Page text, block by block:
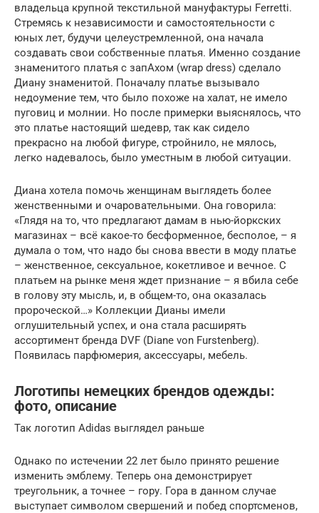
владельца крупной текстильной мануфактуры Ferretti.
Стремясь к независимости и самостоятельности с
юных лет, будучи целеустремленной, она начала
создавать свои собственные платья. Именно создание
знаменитого платья с запАхом (wrap dress) сделало
Диану знаменитой. Поначалу платье вызывало
недоумение тем, что было похоже на халат, не имело
пуговиц и молнии. Но после примерки выяснялось, что
это платье настоящий шедевр, так как сидело
прекрасно на любой фигуре, стройнило, не мялось,
легко надевалось, было уместным в любой ситуации.
Диана хотела помочь женщинам выглядеть более
женственными и очаровательными. Она говорила:
«Глядя на то, что предлагают дамам в нью-йоркских
магазинах – всё какое-то бесформенное, бесполое, – я
думала о том, что надо бы снова ввести в моду платье
– женственное, сексуальное, кокетливое и вечное. С
платьем на рынке меня ждет признание – я вбила себе
в голову эту мысль, и, в общем-то, она оказалась
пророческой…» Коллекции Дианы имели
оглушительный успех, и она стала расширять
ассортимент бренда DVF (Diane von Furstenberg).
Появилась парфюмерия, аксессуары, мебель.
Логотипы немецких брендов одежды:
фото, описание
Так логотип Adidas выглядел раньше
Однако по истечении 22 лет было принято решение
изменить эмблему. Теперь она демонстрирует
треугольник, а точнее – гору. Гора в данном случае
выступает символом свершений и побед спортсменов,